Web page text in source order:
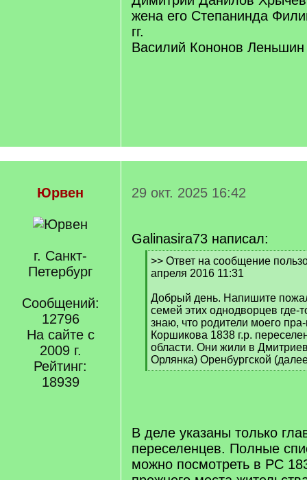
жена его Степанинда
гг.
Василий Кононов Леньшин
Юрвен
г. Санкт-
Петербург
Сообщений:
12796
На сайте с
2009 г.
Рейтинг:
18939
29 окт. 2025 16:42
Galinasira73 написал:
[
q
>> Ответ на сообщение
апреля 2016 11:31
Добрый день. Напишите
семей этих однодворцев
знаю, что родители моего
Коршикова 1838 г.р.
области. Они жили в
Орлянка) Оренбургской
[
В деле указаны только
переселенцев. Полные
можно посмотреть в РС